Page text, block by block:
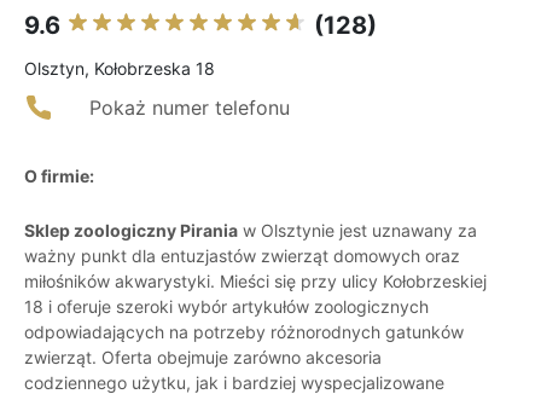
9.6 (128)
Olsztyn, Kołobrzeska 18
Pokaż numer telefonu
O firmie:
Sklep zoologiczny Pirania w Olsztynie jest uznawany za
ważny punkt dla entuzjastów zwierząt domowych oraz
miłośników akwarystyki. Mieści się przy ulicy Kołobrzeskiej
18 i oferuje szeroki wybór artykułów zoologicznych
odpowiadających na potrzeby różnorodnych gatunków
zwierząt. Oferta obejmuje zarówno akcesoria
codziennego użytku, jak i bardziej wyspecjalizowane